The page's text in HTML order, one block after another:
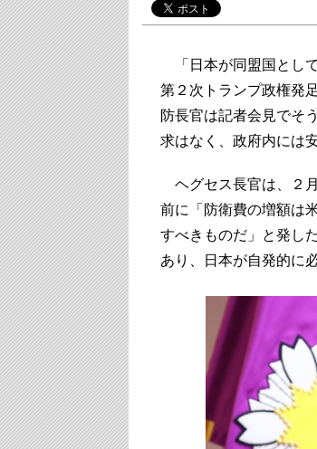
「日本が同盟国とし
第２次トランプ政権発
防長官は記者会見でそ
求はなく、政府内には
ヘグセス長官は、２
前に「防衛費の増額は
すべきものだ」と発し
あり、日本が自発的に